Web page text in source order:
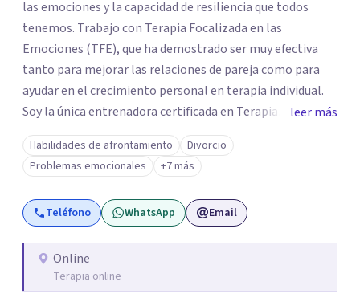
las emociones y la capacidad de resiliencia que todos
tenemos. Trabajo con Terapia Focalizada en las
Emociones (TFE), que ha demostrado ser muy efectiva
tanto para mejorar las relaciones de pareja como para
ayudar en el crecimiento personal en terapia individual.
Soy la única entrenadora certificada en Terapia
Focalizada en las Emociones (TFE) en España, además de
supervisora y terapeuta certificada. La TFE ha
demostrado una mejora significativa en las relaciones,
con un 70-75% de éxito y felicidad duradera. Este enfoque
también transforma la vida en terapia individual,
emocional. Desde que me gradué en Psicología en 2002,
siempre he estado en constante aprendizaje y
leer más
Habilidades de afrontamiento
Divorcio
Problemas emocionales
+7 más
Teléfono WhatsApp Email
Online
Terapia online